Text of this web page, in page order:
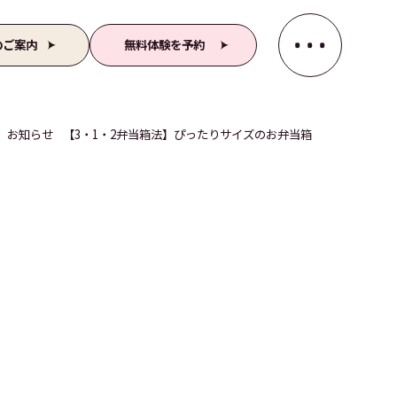
案内 無料体験を予約
お知らせ 【3・1・2弁当箱法】ぴったりサイズのお弁当箱